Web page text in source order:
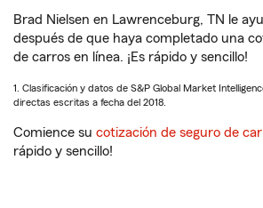
Brad Nielsen en Lawrenceburg, TN le
después de que haya completado una
de carros en línea. ¡Es rápido y sencillo!
1. Clasificación y datos de S&P Global Market
directas escritas a fecha del 2018.
Comience su cotización de seguro de
rápido y sencillo!